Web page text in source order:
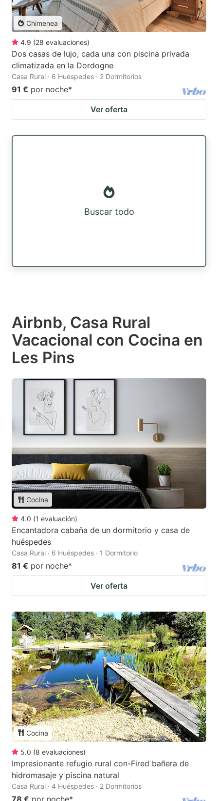
Chimenea
4.9 (28 evaluaciones)
Dos casas de lujo, cada una con piscina privada
climatizada en la Dordogne
Casa Rural · 6 Huéspedes · 2 Dormitorios
91 € por noche*
Ver oferta
Buscar todo
Airbnb, Casa Rural
Vacacional con Cocina en
Les Pins
Cocina
4.0 (1 evaluación)
Encantadora cabaña de un dormitorio y casa de
huéspedes
Casa Rural · 6 Huéspedes · 1 Dormitorio
81 € por noche*
Ver oferta
Cocina
5.0 (8 evaluaciones)
Impresionante refugio rural con-Fired bañera de
hidromasaje y piscina natural
Casa Rural · 4 Huéspedes · 2 Dormitorios
78 € por noche*